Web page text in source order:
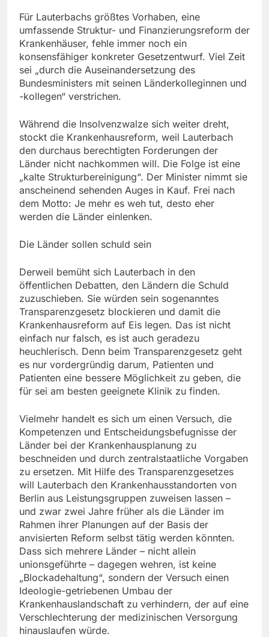
Für Lauterbachs größtes Vorhaben, eine
umfassende Struktur- und Finanzierungsreform der
Krankenhäuser, fehle immer noch ein
konsensfähiger konkreter Gesetzentwurf. Viel Zeit
sei „durch die Auseinandersetzung des
Bundesministers mit seinen Länderkolleginnen und
-kollegen“ verstrichen.
Während die Insolvenzwalze sich weiter dreht,
stockt die Krankenhausreform, weil Lauterbach
den durchaus berechtigten Forderungen der
Länder nicht nachkommen will. Die Folge ist eine
„kalte Strukturbereinigung“. Der Minister nimmt sie
anscheinend sehenden Auges in Kauf. Frei nach
dem Motto: Je mehr es weh tut, desto eher
werden die Länder einlenken.
Die Länder sollen schuld sein
Derweil bemüht sich Lauterbach in den
öffentlichen Debatten, den Ländern die Schuld
zuzuschieben. Sie würden sein sogenanntes
Transparenzgesetz blockieren und damit die
Krankenhausreform auf Eis legen. Das ist nicht
einfach nur falsch, es ist auch geradezu
heuchlerisch. Denn beim Transparenzgesetz geht
es nur vordergründig darum, Patienten und
Patienten eine bessere Möglichkeit zu geben, die
für sei am besten geeignete Klinik zu finden.
Vielmehr handelt es sich um einen Versuch, die
Kompetenzen und Entscheidungsbefugnisse der
Länder bei der Krankenhausplanung zu
beschneiden und durch zentralstaatliche Vorgaben
zu ersetzen. Mit Hilfe des Transparenzgesetzes
will Lauterbach den Krankenhausstandorten von
Berlin aus Leistungsgruppen zuweisen lassen –
und zwar zwei Jahre früher als die Länder im
Rahmen ihrer Planungen auf der Basis der
anvisierten Reform selbst tätig werden könnten.
Dass sich mehrere Länder – nicht allein
unionsgeführte – dagegen wehren, ist keine
„Blockadehaltung“, sondern der Versuch einen
Ideologie-getriebenen Umbau der
Krankenhauslandschaft zu verhindern, der auf eine
Verschlechterung der medizinischen Versorgung
hinauslaufen würde.